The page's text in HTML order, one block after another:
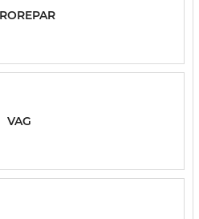
VAG